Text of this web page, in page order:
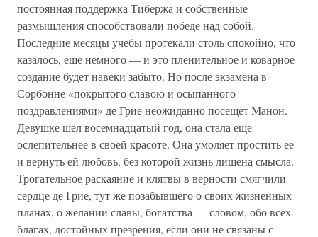
постоянная поддержка Тибержа и собственные
размышления способствовали победе над собой.
Последние месяцы учебы протекали столь спокойно, что
казалось, еще немного — и это пленительное и коварное
создание будет навеки забыто. Но после экзамена в
Сорбонне «покрытого славою и осыпанного
поздравлениями» де Грие неожиданно посещет Манон.
Девушке шел восемнадцатый год, она стала еще
ослепительнее в своей красоте. Она умоляет простить ее
и вернуть ей любовь, без которой жизнь лишена смысла.
Трогательное раскаяние и клятвы в верности смягчили
сердце де Грие, тут же позабывшего о своих жизненных
планах, о желании славы, богатства — словом, обо всех
благах, достойных презрения, если они не связаны с